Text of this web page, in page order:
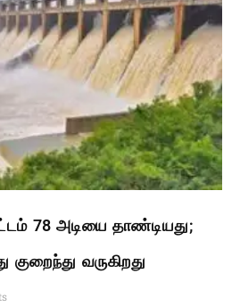
78 அடியை தாண்டியது;
குறைந்து வருகிறது